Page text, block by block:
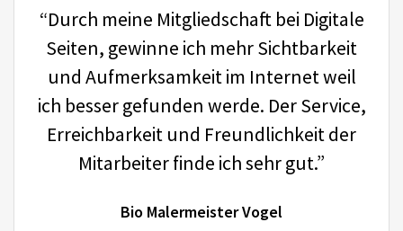
“Durch meine Mitgliedschaft bei Digitale
Seiten, gewinne ich mehr Sichtbarkeit
und Aufmerksamkeit im Internet weil
ich besser gefunden werde. Der Service,
Erreichbarkeit und Freundlichkeit der
Mitarbeiter finde ich sehr gut.”
Bio Malermeister Vogel